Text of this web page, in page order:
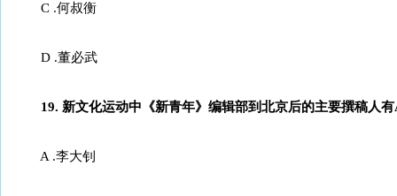
C .何叔衡
D .董必武
19. 新文化运动中《新青年》编辑部到北京后的主要撰稿人
A .李大钊